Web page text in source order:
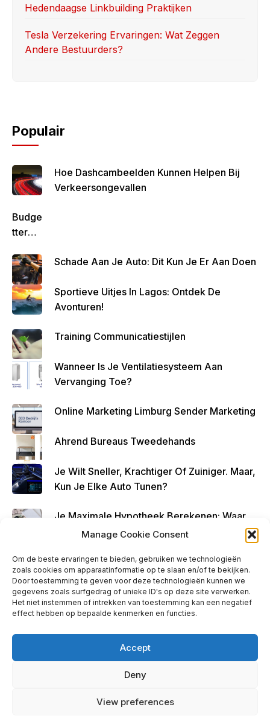
Manage Cookie Consent
Om de beste ervaringen te bieden, gebruiken we technologieën
zoals cookies om apparaatinformatie op te slaan en/of te bekijken.
Door toestemming te geven voor deze technologieën kunnen we
gegevens zoals surfgedrag of unieke ID's op deze site verwerken.
Het niet instemmen of intrekken van toestemming kan een negatief
effect hebben op bepaalde kenmerken en functies.
Accept
Deny
View preferences
Hedendaagse Linkbuilding Praktijken
Tesla Verzekering Ervaringen: Wat Zeggen
Andere Bestuurders?
Populair
Hoe Dashcambeelden Kunnen Helpen Bij
Verkeersongevallen
Budge
Tteren
Belan
Grijk
Om
Zo
Geld
Over
Te
Houde
Schade Aan Je Auto: Dit Kun Je Er Aan Doen
Sportieve Uitjes In Lagos: Ontdek De
Avonturen!
Training Communicatiestijlen
Wanneer Is Je Ventilatiesysteem Aan
Vervanging Toe?
Online Marketing Limburg Sender Marketing
Ahrend Bureaus Tweedehands
Je Wilt Sneller, Krachtiger Of Zuiniger. Maar,
Kun Je Elke Auto Tunen?
Je Maximale Hypotheek Berekenen: Waar
Begin Je?
Ads - Before Footer
Contact